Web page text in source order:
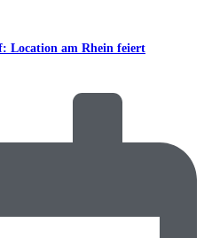
Location am Rhein feiert